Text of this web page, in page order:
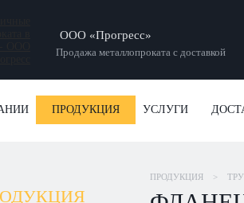
ООО «Прогресс»
Продажа металлопроката с доставкой
ПРОДУКЦИЯ УСЛУГИ
ПРОДУКЦИЯ >